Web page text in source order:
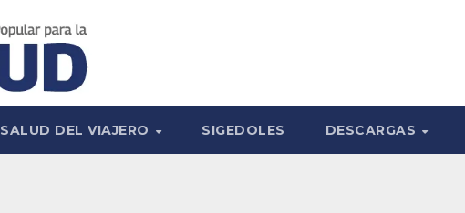
SALUD DEL VIAJERO SIGEDOLES DESCARGAS